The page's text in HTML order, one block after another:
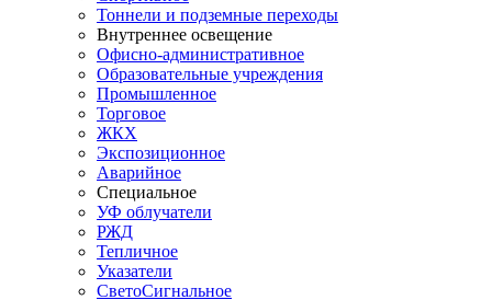
Тоннели и подземные переходы
Внутреннее освещение
Офисно-административное
Образовательные учреждения
Промышленное
Торговое
ЖКХ
Экспозиционное
Аварийное
Специальное
УФ облучатели
РЖД
Тепличное
Указатели
СветоСигнальное